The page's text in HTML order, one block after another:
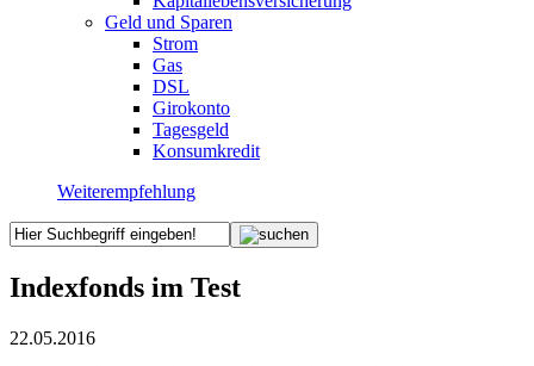
Geld und Sparen
Strom
Gas
DSL
Girokonto
Tagesgeld
Konsumkredit
Weiterempfehlung
Indexfonds im Test
22.05.2016